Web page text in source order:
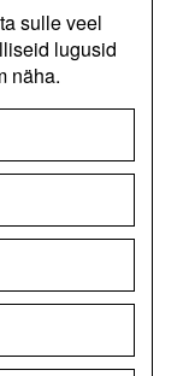
sulle veel
lugusid
näha.